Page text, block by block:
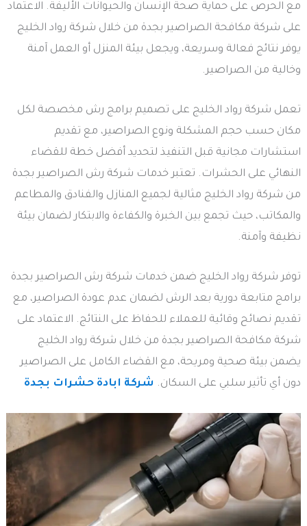
مع الحرص على حماية صحة الإنسان والحيوانات الأليفة. الاعتماد
على شركة مكافحة الصراصير بجدة من خلال شركة رواد الخليج
يوفر نتائج فعالة وسريعة، ويجعل بيئة المنزل أو العمل آمنة
وخالية من الصراصير.
تعمل شركة رواد الخليج على تصميم برامج رش مخصصة لكل
مكان حسب حجم المشكلة ونوع الصراصير، مع تقديم
استشارات مجانية قبل التنفيذ لتحديد أفضل خطة للقضاء
النهائي على الحشرات. تعتبر خدمات شركة رش الصراصير بجدة
من شركة رواد الخليج مثالية لجميع المنازل والفنادق والمطاعم
والمكاتب، حيث تجمع بين الخبرة والكفاءة والابتكار لضمان بيئة
نظيفة وآمنة.
توفر شركة رواد الخليج ضمن خدمات شركة رش الصراصير بجدة
برامج متابعة دورية بعد الرش لضمان عدم عودة الصراصير، مع
تقديم نصائح وقائية للعملاء للحفاظ على النتائج. الاعتماد على
شركة مكافحة الصراصير بجدة من خلال شركة رواد الخليج
يضمن بيئة صحية ومريحة، مع القضاء الكامل على الصراصير
دون أي تأثير سلبي على السكان. شركة ابادة حشرات بجدة